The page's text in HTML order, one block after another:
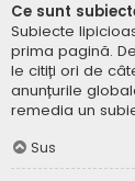
Ce sunt
Subiecte
prima pagină.
le citiți ori de
anunțurile
remedia un
Sus